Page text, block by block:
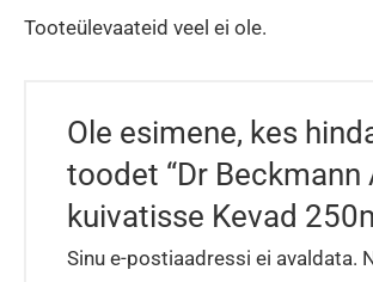
Tooteülevaateid veel ei ole.
Ole esimene, kes
toodet “Dr Beckmann
kuivatisse Kevad
Sinu e-postiaadressi ei avaldata.